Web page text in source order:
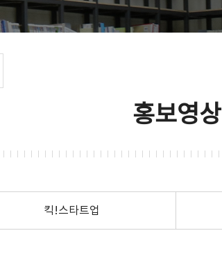
홍보영상
킥!스타트업